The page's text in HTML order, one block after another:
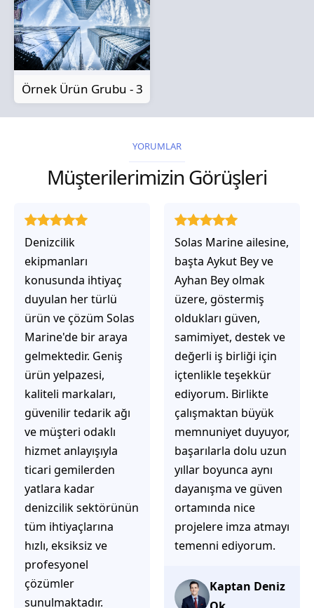
Örnek Ürün Grubu - 3
YORUMLAR
Müşterilerimizin Görüşleri
Solas Marine ailesine,
başta Aykut Bey ve
Ayhan Bey olmak
üzere, göstermiş
oldukları güven,
samimiyet, destek ve
değerli iş birliği için
içtenlikle teşekkür
ediyorum. Birlikte
çalışmaktan büyük
memnuniyet duyuyor,
başarılarla dolu uzun
yıllar boyunca aynı
dayanışma ve güven
ortamında nice
projelere imza atmayı
temenni ediyorum.
Kaptan Deniz
Solas Marine ile
çalıştığınızda,
işlerinin gerçekten
çözüm üretmeye
odaklı olduğunu
hemen fark
ediyorsunuz.
İhtiyaçlarınıza hızlı ve
doğru çözümler
sunmaya çalışıyorlar.
Müşteri
memnuniyetini ön
planda tutan
yaklaşımları, ilgili
iletişimleri ve
güvenilir hizmet
anlayışları sayesinde
başarılı bir ekip
olduklarını